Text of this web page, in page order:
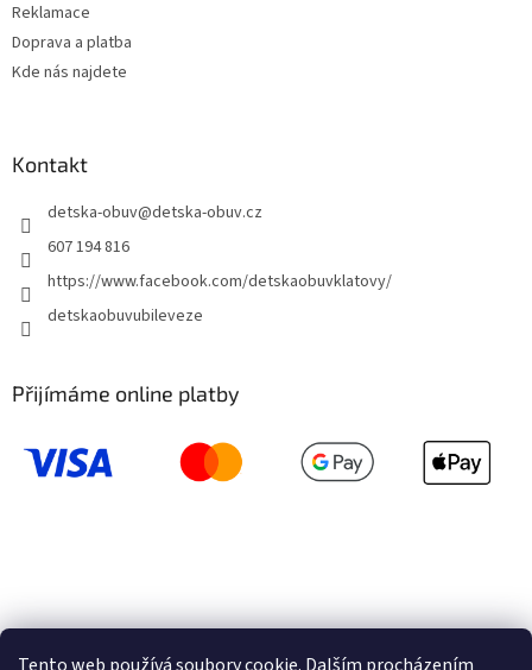
Reklamace
Doprava a platba
Kde nás najdete
Kontakt
detska-obuv@detska-obuv.cz
607 194 816
https://www.facebook.com/detskaobuvklatovy/
detskaobuvubileveze
Přijímáme online platby